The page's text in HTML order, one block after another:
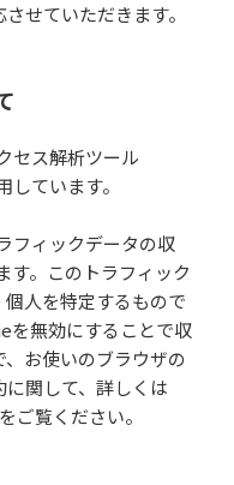
せていただきます。
セス解析ツール
しています。
フィックデータの収
す。このトラフィック
人を特定するもので
を無効にすることで収
お使いのブラウザの
関して、詳しくは
をご覧ください。